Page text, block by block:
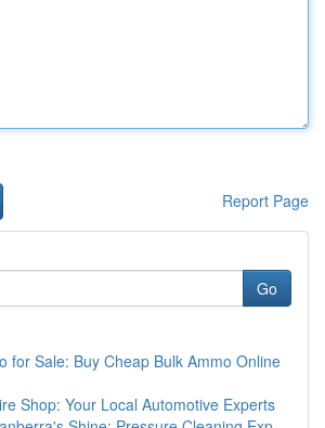
Report Page
Go
for Sale: Buy Cheap Bulk Ammo Online
Shop: Your Local Automotive Experts